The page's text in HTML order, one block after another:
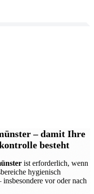
– damit Ihre
besteht
ist erforderlich, wenn
hygienisch
vor oder nach